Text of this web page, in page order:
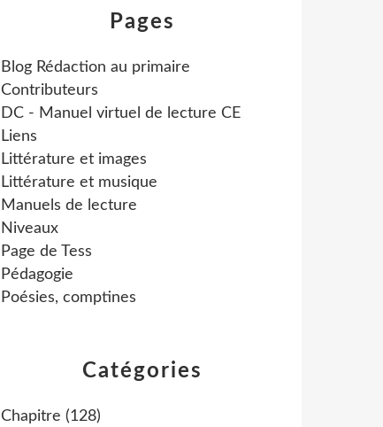
Catégories
Chapitre (128)
Pages
Blog Rédaction au primaire
Contributeurs
DC - Manuel virtuel de lecture CE
Liens
Littérature et images
Littérature et musique
Manuels de lecture
Niveaux
Page de Tess
Pédagogie
Poésies, comptines